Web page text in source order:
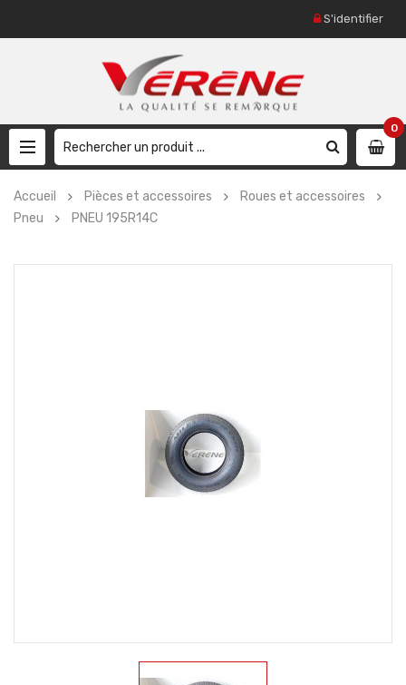
S'identifier
0
Accueil Pièces et accessoires
Roues et accessoires
Pneu
PNEU 195R14C